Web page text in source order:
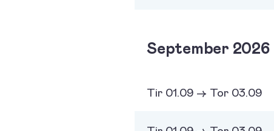
September 2026
Tir 01.09 -> Tor 03.09